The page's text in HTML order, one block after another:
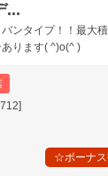
...
ンタイプ！！最大
あります( ^)o(^ )
☆ボーナ